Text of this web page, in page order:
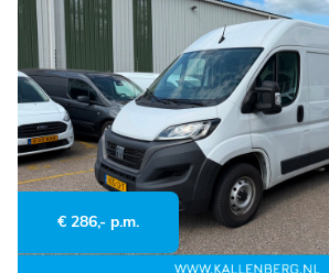
€ 286,- p.m.